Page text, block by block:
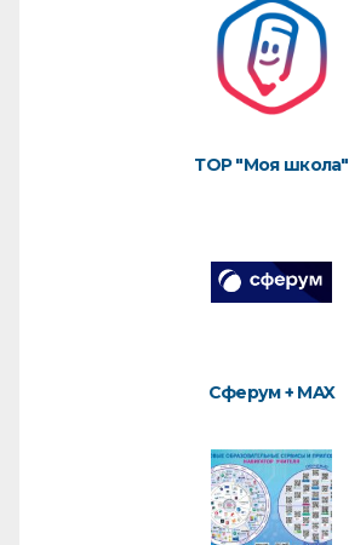
ТОР "Моя школа"
Сферум + MAX